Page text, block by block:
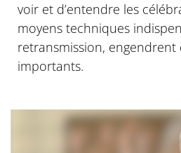
voir et d’entendre les
moyens techniques
retransmission, engendrent
importants.